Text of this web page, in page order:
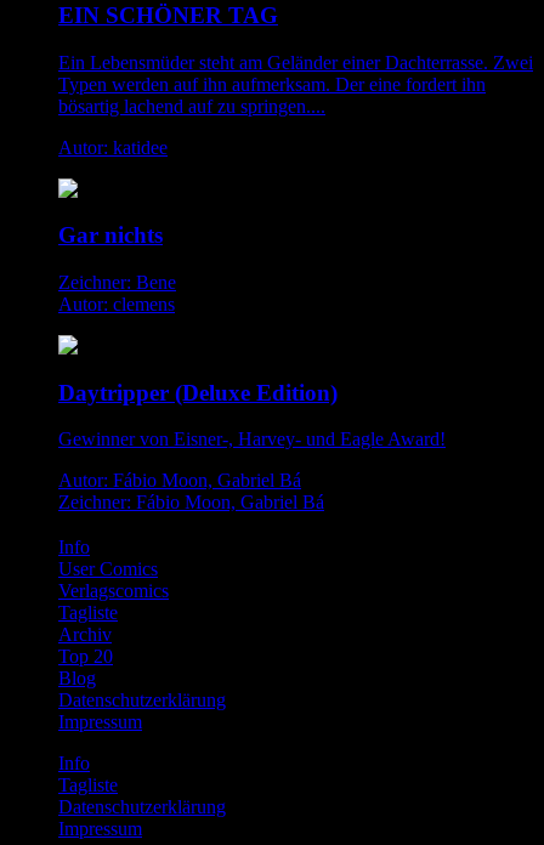
EIN SCHÖNER TAG
Ein Lebensmüder steht am Geländer einer Dachterrasse. Zwei
Typen werden auf ihn aufmerksam. Der eine fordert ihn
bösartig lachend auf zu springen....
Autor: katidee
Gar nichts
Zeichner: Bene
Autor: clemens
Daytripper (Deluxe Edition)
Gewinner von Eisner-, Harvey- und Eagle Award!
Autor: Fábio Moon, Gabriel Bá
Zeichner: Fábio Moon, Gabriel Bá
Info
User Comics
Verlagscomics
Tagliste
Archiv
Top 20
Blog
Datenschutzerklärung
Impressum
Info
Tagliste
Datenschutzerklärung
Impressum